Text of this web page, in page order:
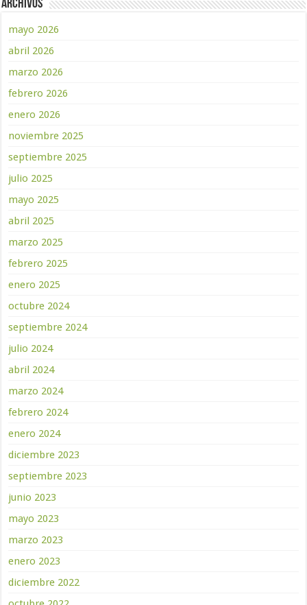
Archivos
mayo 2026
abril 2026
marzo 2026
febrero 2026
enero 2026
noviembre 2025
septiembre 2025
julio 2025
mayo 2025
abril 2025
marzo 2025
febrero 2025
enero 2025
octubre 2024
septiembre 2024
julio 2024
abril 2024
marzo 2024
febrero 2024
enero 2024
diciembre 2023
septiembre 2023
junio 2023
mayo 2023
marzo 2023
enero 2023
diciembre 2022